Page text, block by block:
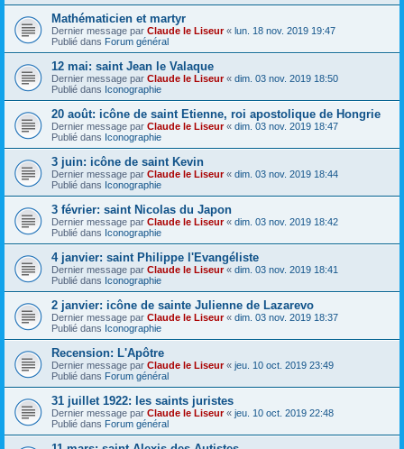
Mathématicien et martyr
Dernier message par Claude le Liseur« lun. 18 nov. 2019 19:47
Publié dans Forum général
12 mai: saint Jean le Valaque
Dernier message par Claude le Liseur« dim. 03 nov. 2019 18:50
Publié dans Iconographie
20 août: icône de saint Etienne, roi apostolique de Hongrie
Dernier message par Claude le Liseur« dim. 03 nov. 2019 18:47
Publié dans Iconographie
3 juin: icône de saint Kevin
Dernier message par Claude le Liseur« dim. 03 nov. 2019 18:44
Publié dans Iconographie
3 février: saint Nicolas du Japon
Dernier message par Claude le Liseur« dim. 03 nov. 2019 18:42
Publié dans Iconographie
4 janvier: saint Philippe l'Evangéliste
Dernier message par Claude le Liseur« dim. 03 nov. 2019 18:41
Publié dans Iconographie
2 janvier: icône de sainte Julienne de Lazarevo
Dernier message par Claude le Liseur« dim. 03 nov. 2019 18:37
Publié dans Iconographie
Recension: L'Apôtre
Dernier message par Claude le Liseur« jeu. 10 oct. 2019 23:49
Publié dans Forum général
31 juillet 1922: les saints juristes
Dernier message par Claude le Liseur« jeu. 10 oct. 2019 22:48
Publié dans Forum général